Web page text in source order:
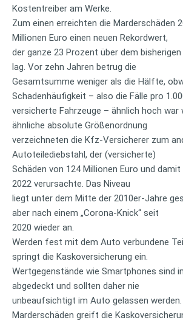
Kostentreiber am Werke.
Zum einen erreichten die Marderschäden
Millionen Euro einen neuen Rekordwert,
der ganze 23 Prozent über dem
lag. Vor zehn Jahren betrug die
Gesamtsumme weniger als die Hälfte,
Schadenhäufigkeit – also die Fälle pro
versicherte Fahrzeuge – ähnlich hoch war
ähnliche absolute Größenordnung
verzeichneten die Kfz-Versicherer zum
Autoteilediebstahl, der (versicherte)
Schäden von 124 Millionen Euro und
2022 verursachte. Das Niveau
liegt unter dem Mitte der 2010er-Jahre
aber nach einem „Corona-Knick“ seit
2020 wieder an.
Werden fest mit dem Auto verbundene
springt die Kaskoversicherung ein.
Wertgegenstände wie Smartphones sind
abgedeckt und sollten daher nie
unbeaufsichtigt im Auto gelassen werden.
Marderschäden greift die